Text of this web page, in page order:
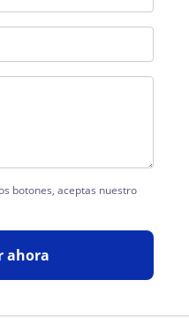
botones, aceptas nuestro
ahora